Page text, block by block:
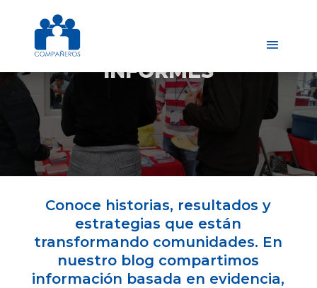
INFORMES
Conoce historias, resultados y
estrategias que están
transformando comunidades. En
nuestro blog compartimos
información basada en evidencia,